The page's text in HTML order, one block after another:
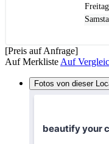
Freitag
[Preis auf Anfrage]
Auf Merkliste Auf
Fotos von dieser